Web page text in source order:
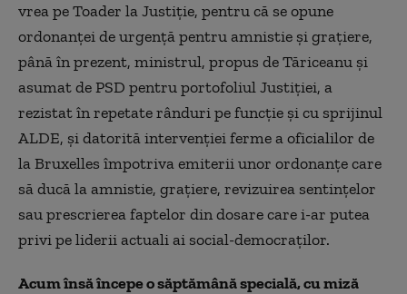
vrea pe Toader la Justiție, pentru că se opune
ordonanței de urgență pentru amnistie și grațiere,
până în prezent, ministrul, propus de Tăriceanu și
asumat de PSD pentru portofoliul Justiției, a
rezistat în repetate rânduri pe funcție și cu sprijinul
ALDE, și datorită intervenției ferme a oficialilor de
la Bruxelles împotriva emiterii unor ordonanțe care
să ducă la amnistie, grațiere, revizuirea sentințelor
sau prescrierea faptelor din dosare care i-ar putea
privi pe liderii actuali ai social-democraților.
Acum însă începe o săptămână specială, cu miză